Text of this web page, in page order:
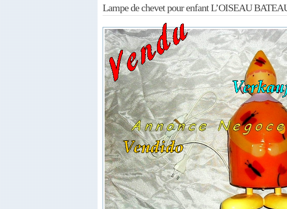
Lampe de chevet pour enfant L’OISEAU